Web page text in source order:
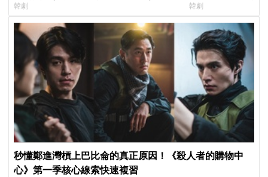
現成最大伏筆
韓劇
登場竟殺了「他」
韓劇
秒懂鄭進灣槓上巴比侖的真正原因！《殺人者的購物中
心》第一季核心線索快速複習